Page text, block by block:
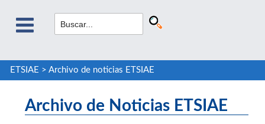
ETSIAE > Archivo de noticias ETSIAE
Archivo de Noticias ETSIAE